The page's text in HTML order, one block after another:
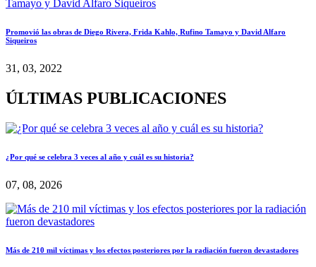
Promovió las obras de Diego Rivera, Frida Kahlo, Rufino Tamayo y David Alfaro
Siqueiros
31, 03, 2022
ÚLTIMAS PUBLICACIONES
¿Por qué se celebra 3 veces al año y cuál es su historia?
07, 08, 2026
Más de 210 mil víctimas y los efectos posteriores por la radiación fueron devastadores